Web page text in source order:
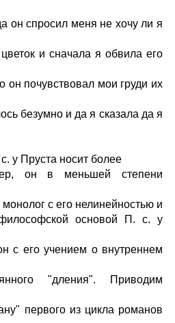
он спросил меня не хочу ли я
и сначала я обвила его
он почувствовал мои груди их
безумно и да я сказала да я
у Пруста носит более
он в меньшей степени
с его нелинейностью и
основой П. с. у
с его учением о внутреннем
"дления". Приводим
первого из цикла романов